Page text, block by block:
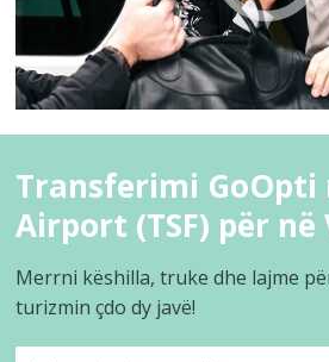
Transferimi GoOpti
Airport (TSF) për në
Merrni këshilla, truke dhe lajme
turizmin çdo dy javë!